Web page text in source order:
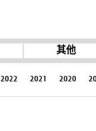
其他
2022 2021 2020